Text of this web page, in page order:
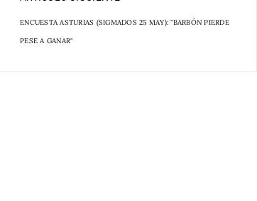
ENCUESTA ASTURIAS (SIGMADOS 25 MAY): "BARBÓN PIERDE
PESE A GANAR"